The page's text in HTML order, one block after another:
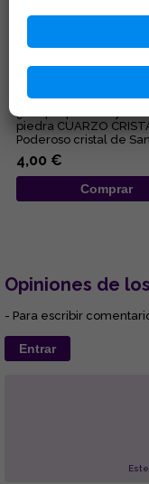
PULSERA ELASTICA
4MM CUARZO
piedra CUARZO
Poderoso cristal de
Limpia y purifica a nivel
4,00 €
Comprar
Opiniones de
- Para escribir
Entrar